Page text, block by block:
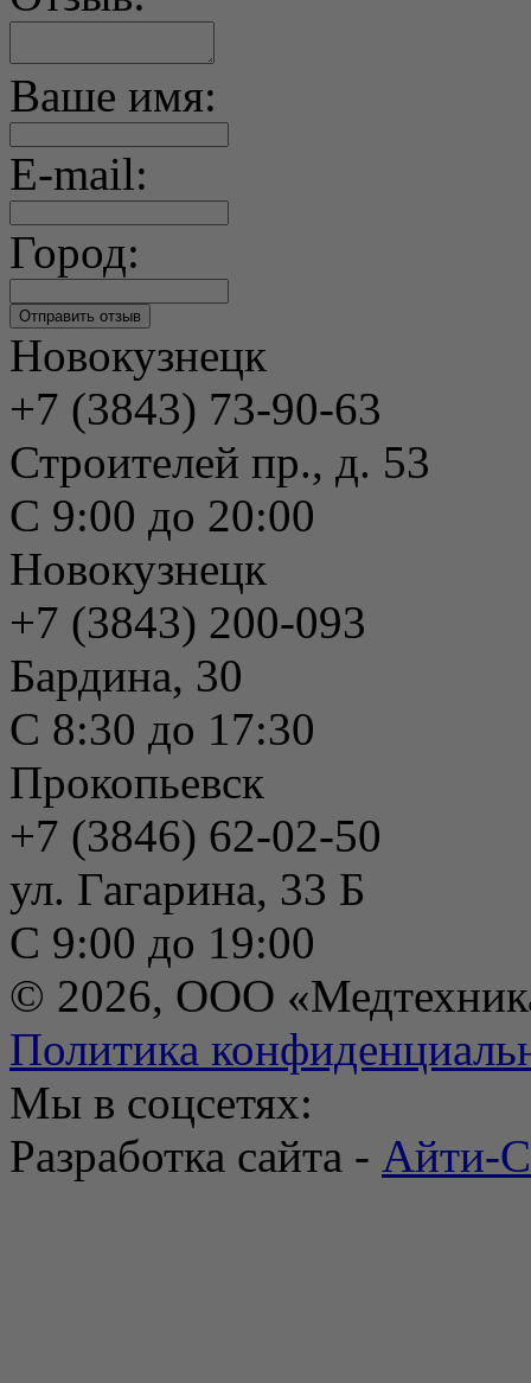
Ваше имя:
E-mail:
Город:
Новокузнецк
+7 (3843) 73-90-63
Строителей пр., д. 53
С 9:00 до 20:00
Новокузнецк
+7 (3843) 200-093
Бардина, 30
С 8:30 до 17:30
Прокопьевск
+7 (3846) 62-02-50
ул. Гагарина, 33 Б
С 9:00 до 19:00
© 2026, ООО
Политика
Мы в соцсетях:
Разработка сайта - Айти-